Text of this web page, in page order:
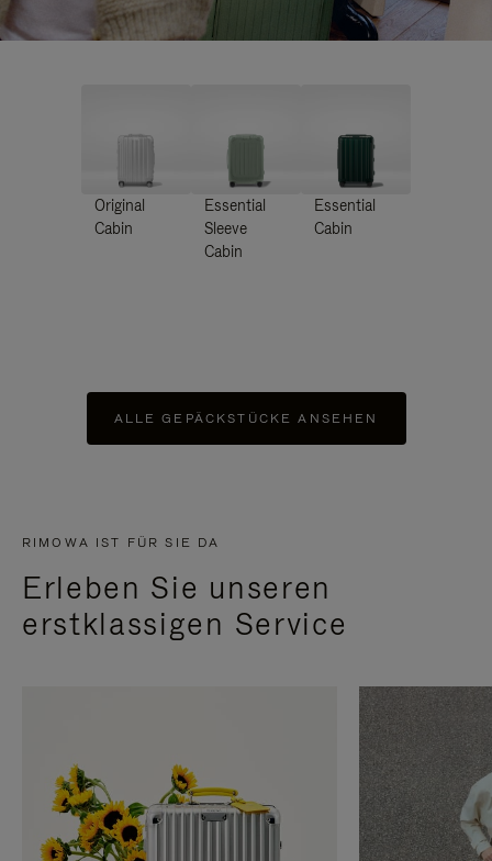
Original
Cabin
Essential
Sleeve
Cabin
Essential
Cabin
ALLE GEPÄCKSTÜCKE ANSEHEN
RIMOWA IST FÜR SIE DA
Erleben Sie unseren
erstklassigen Service